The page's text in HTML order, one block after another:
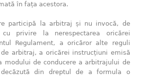
în fața acestora.
participă la arbitraj și nu invocă, de
privire la nerespectarea oricărei
Regulament, a oricăror alte reguli
arbitraj, a oricărei instrucțiuni emisă
modului de conducere a arbitrajului de
din dreptul de a formula o